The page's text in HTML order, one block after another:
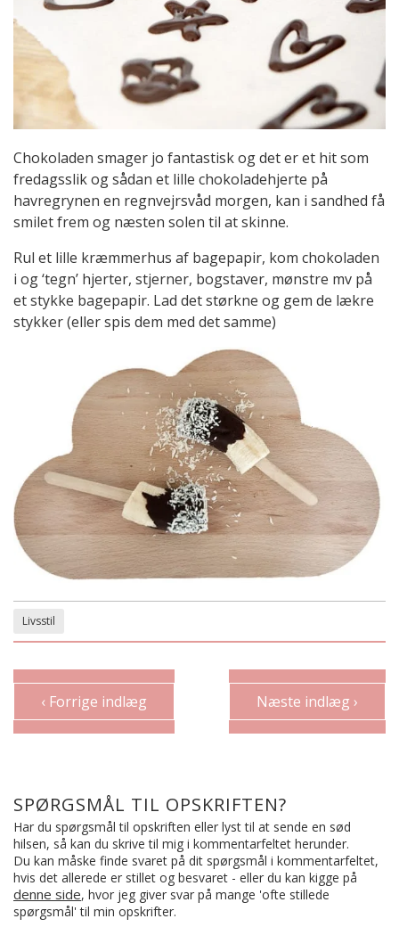
Chokoladen smager jo fantastisk og det er et hit som
fredagsslik og sådan et lille chokoladehjerte på
havregrynen en regnvejrsvåd morgen, kan i sandhed få
smilet frem og næsten solen til at skinne.
Rul et lille kræmmerhus af bagepapir, kom chokoladen
i og ‘tegn’ hjerter, stjerner, bogstaver, mønstre mv på
et stykke bagepapir. Lad det størkne og gem de lækre
stykker (eller spis dem med det samme)
Livsstil
‹ Forrige indlæg Næste indlæg ›
SPØRGSMÅL TIL OPSKRIFTEN?
Har du spørgsmål til opskriften eller lyst til at sende en sød
hilsen, så kan du skrive til mig i kommentarfeltet herunder.
Du kan måske finde svaret på dit spørgsmål i kommentarfeltet,
hvis det allerede er stillet og besvaret - eller du kan kigge på
denne side, hvor jeg giver svar på mange 'ofte stillede
spørgsmål' til min opskrifter.